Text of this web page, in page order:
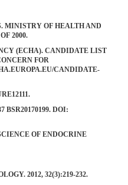
MINISTRY OF HEALTH AND
2000.
(ECHA). CANDIDATE LIST
FOR
CANDIDATE-
BSR20170199. DOI:
OF ENDOCRINE
2012, 32(3):219-232.